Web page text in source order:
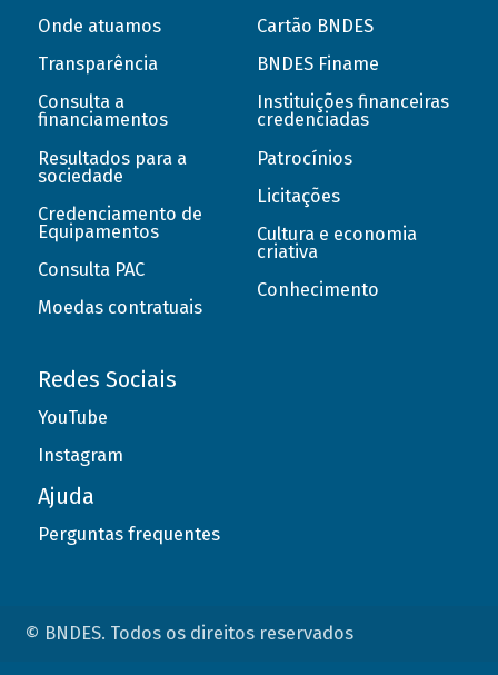
Onde atuamos
Transparência
Consulta a
financiamentos
Resultados para a
sociedade
Credenciamento de
Equipamentos
Consulta PAC
Moedas contratuais
Cartão BNDES
BNDES Finame
Instituições financeiras
credenciadas
Patrocínios
Licitações
Cultura e economia
criativa
Conhecimento
Redes Sociais
YouTube
Instagram
Ajuda
Perguntas frequentes
© BNDES. Todos os direitos reservados